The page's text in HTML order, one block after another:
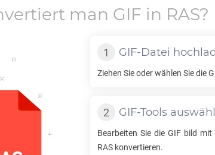
man GIF in RAS?
GIF-Datei
Ziehen Sie oder wählen Sie die
GIF-Tools
Bearbeiten Sie die GIFbild mit
RAS konvertieren.